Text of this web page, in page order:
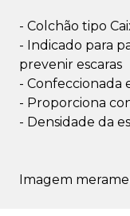
- Colchão tipo
- Indicado para
prevenir escaras
- Confeccionada
- Proporciona
- Densidade da
Imagem